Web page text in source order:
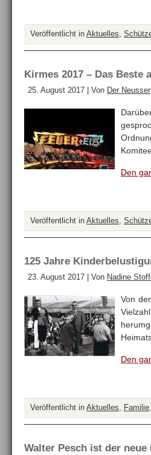
Veröffentlicht in Aktuelles,
Kirmes 2017 – Das Beste
25. August 2017 | Von Der Neusser
Den
Veröffentlicht in Aktuelles,
125 Jahre
23. August 2017 | Von Nadine
Von
Den
Veröffentlicht in Aktuelles, Familie,
Walter Pesch ist der